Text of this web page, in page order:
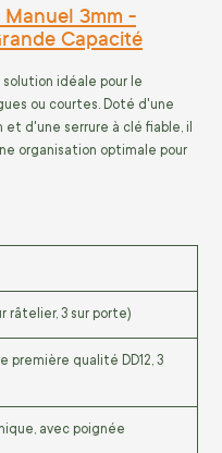
3mm -
Capacité
solution idéale pour le
ou courtes. Doté d'une
d'une serrure à clé fiable, il
organisation optimale pour
râtelier, 3 sur porte)
première qualité DD12, 3
avec poignée